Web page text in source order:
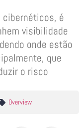
é
visibilidade
onde estão
que
o risco
Overview